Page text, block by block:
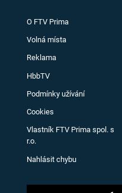
O FTV Prima
Volná místa
Reklama
HbbTV
Podmínky užívání
Cookies
Vlastník FTV Prima spol. s
r.o.
Nahlásit chybu